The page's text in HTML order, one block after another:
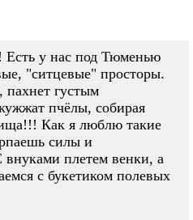
у нас под Тюменью
"ситцевые" просторы.
пахнет густым
пчёлы, собирая
Как я люблю такие
силы и
плетем венки, а
с букетиком полевых